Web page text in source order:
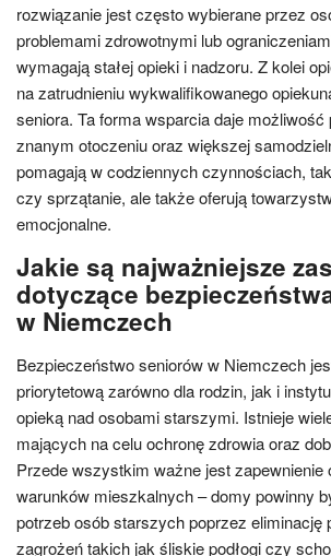
rozwiązanie jest często wybierane przez
problemami zdrowotnymi lub
wymagają stałej opieki i nadzoru. Z kolei
na zatrudnieniu wykwalifikowanego
seniora. Ta forma wsparcia daje możliwość
znanym otoczeniu oraz większej
pomagają w codziennych czynnościach,
czy sprzątanie, ale także oferują
emocjonalne.
Jakie są najważniejsze
dotyczące
w Niemczech
Bezpieczeństwo seniorów w Niemczech
priorytetową zarówno dla rodzin, jak i
opieką nad osobami starszymi. Istnieje
mających na celu ochronę zdrowia oraz
Przede wszystkim ważne jest zapewnienie
warunków mieszkalnych – domy powinny
potrzeb osób starszych poprzez eliminację
zagrożeń takich jak śliskie podłogi czy